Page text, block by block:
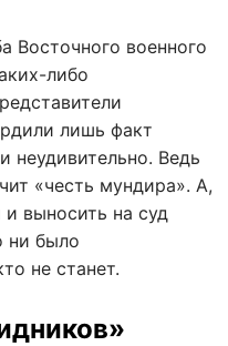
Восточного военного
либо
лишь факт
неудивительно. Ведь
«честь мундира». А,
и выносить на суд
ни было
не станет.